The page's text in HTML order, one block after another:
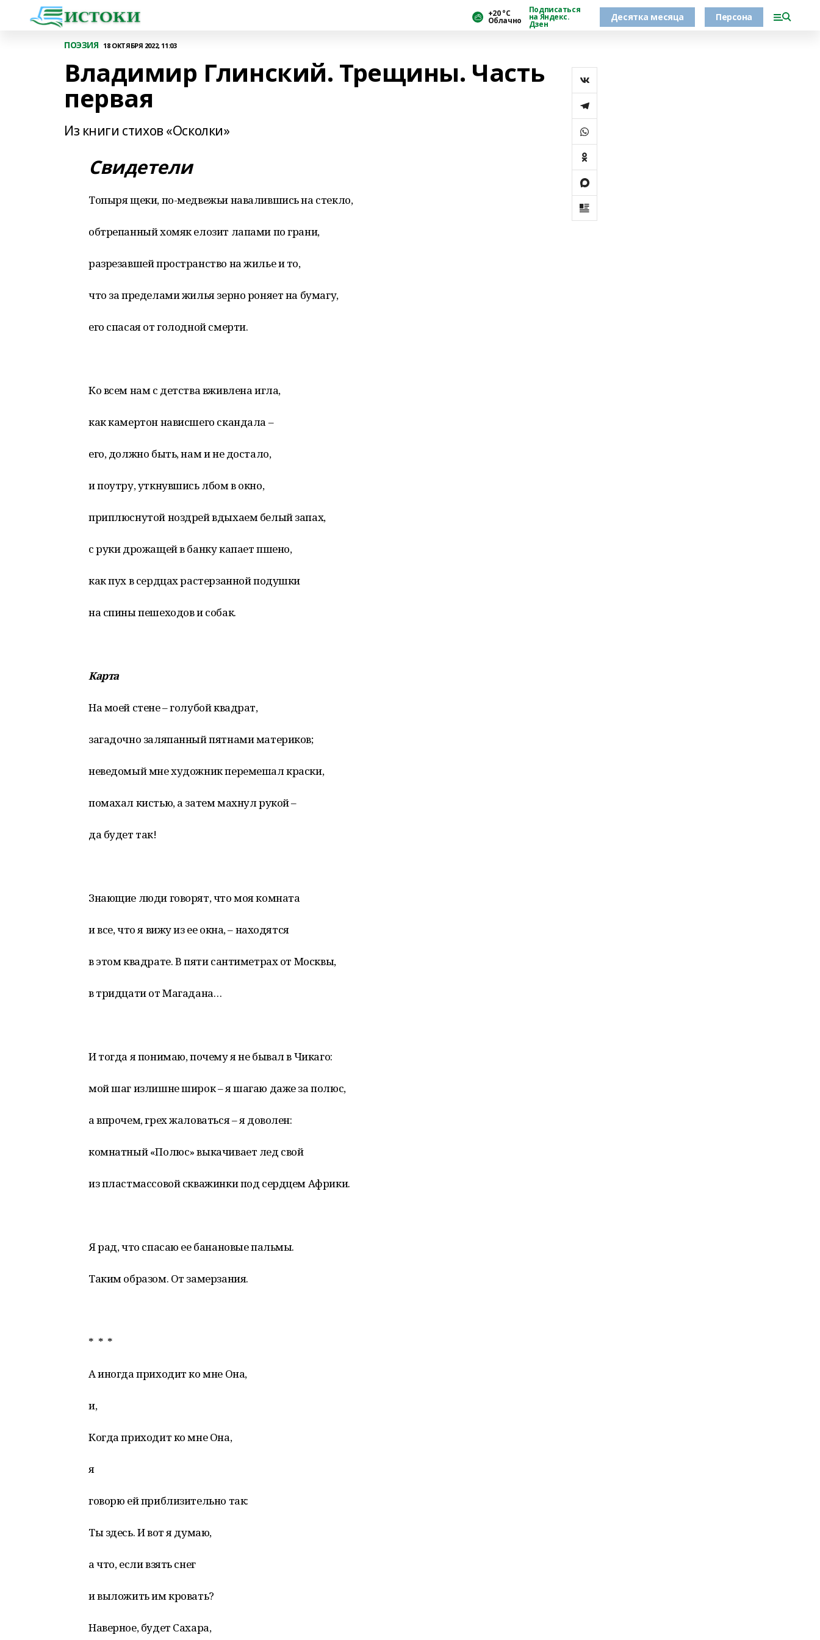
+20 °С
Облачно
Подписаться
на Яндекс.
Дзен
Десятка месяца Персона
ПОЭЗИЯ 18 ОКТЯБРЯ 2022, 11:03
Владимир Глинский. Трещины. Часть
первая
Из книги стихов «Осколки»
Свидетели
Топыря щеки, по-медвежьи навалившись на стекло,
обтрепанный хомяк елозит лапами по грани,
разрезавшей пространство на жилье и то,
что за пределами жилья зерно роняет на бумагу,
его спасая от голодной смерти.
Ко всем нам с детства вживлена игла,
как камертон нависшего скандала –
его, должно быть, нам и не достало,
и поутру, уткнувшись лбом в окно,
приплюснутой ноздрей вдыхаем белый запах,
с руки дрожащей в банку капает пшено,
как пух в сердцах растерзанной подушки
на спины пешеходов и собак.
Карта
На моей стене – голубой квадрат,
загадочно заляпанный пятнами материков;
неведомый мне художник перемешал краски,
помахал кистью, а затем махнул рукой –
да будет так!
Знающие люди говорят, что моя комната
и все, что я вижу из ее окна, – находятся
в этом квадрате. В пяти сантиметрах от Москвы,
в тридцати от Магадана…
И тогда я понимаю, почему я не бывал в Чикаго:
мой шаг излишне широк – я шагаю даже за полюс,
а впрочем, грех жаловаться – я доволен:
комнатный «Полюс» выкачивает лед свой
из пластмассовой скважинки под сердцем Африки.
Я рад, что спасаю ее банановые пальмы.
Таким образом. От замерзания.
* * *
А иногда приходит ко мне Она,
и,
Когда приходит ко мне Она,
я
говорю ей приблизительно так:
Ты здесь. И вот я думаю,
а что, если взять снег
и выложить им кровать?
Наверное, будет Сахара,